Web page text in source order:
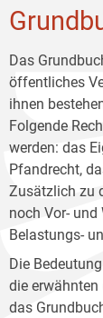
Das
öffentliches
ihnen
Folgende
werden: das
Pfandrecht,
Zusätzlich zu
noch Vor-
Belastungs-
Die
die erwähnten
das